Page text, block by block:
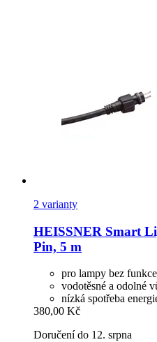
2 varianty
HEISSNER Smart
Pin, 5 m
pro lampy bez
vodotěsné a odolné
nízká spotřeba
380,00 Kč
Doručení do 12. srpna